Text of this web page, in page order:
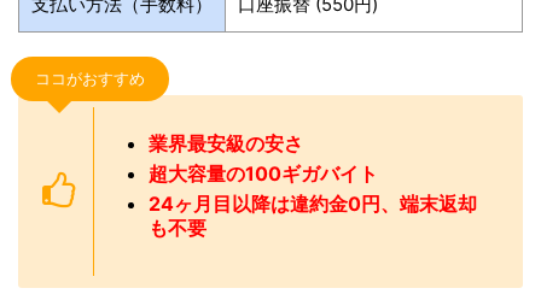
支払い方法（手数料） 口座振替 (550円)
ココがおすすめ
業界最安級の安さ
超大容量の100ギガバイト
24ヶ月目以降は違約金0円、端末返却
も不要